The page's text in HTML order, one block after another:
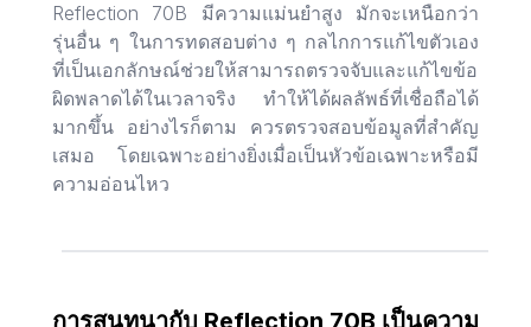
Reflection 70B มีความแม่นยำสูง มักจะเหนือกว่า
รุ่นอื่น ๆ ในการทดสอบต่าง ๆ กลไกการแก้ไขตัวเอง
ที่เป็นเอกลักษณ์ช่วยให้สามารถตรวจจับและแก้ไขข้อ
ผิดพลาดได้ในเวลาจริง ทำให้ได้ผลลัพธ์ที่เชื่อถือได้
มากขึ้น อย่างไรก็ตาม ควรตรวจสอบข้อมูลที่สำคัญ
เสมอ โดยเฉพาะอย่างยิ่งเมื่อเป็นหัวข้อเฉพาะหรือมี
ความอ่อนไหว